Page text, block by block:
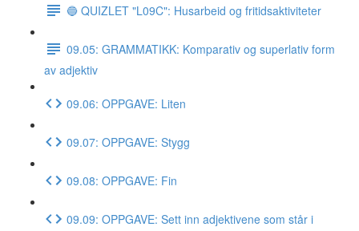
🔵 QUIZLET "L09C": Husarbeid og fritidsaktiviteter
09.05: GRAMMATIKK: Komparativ og superlativ form
av adjektiv
09.06: OPPGAVE: Liten
09.07: OPPGAVE: Stygg
09.08: OPPGAVE: Fin
09.09: OPPGAVE: Sett inn adjektivene som står i